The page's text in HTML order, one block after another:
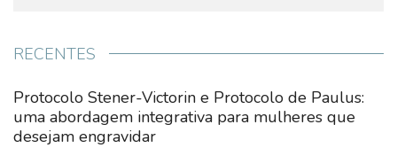
RECENTES
Protocolo Stener-Victorin e Protocolo de Paulus:
uma abordagem integrativa para mulheres que
desejam engravidar